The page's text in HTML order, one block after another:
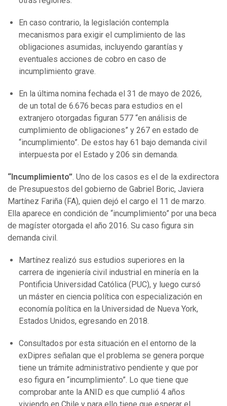
En caso contrario, la legislación contempla
mecanismos para exigir el cumplimiento de las
obligaciones asumidas, incluyendo garantías y
eventuales acciones de cobro en caso de
incumplimiento grave.
En la última nomina fechada el 31 de mayo de 2026,
de un total de 6.676 becas para estudios en el
extranjero otorgadas figuran 577 “en análisis de
cumplimiento de obligaciones” y 267 en estado de
“incumplimiento”. De estos hay 61 bajo demanda civil
interpuesta por el Estado y 206 sin demanda.
“Incumplimiento”. Uno de los casos es el de la exdirectora
de Presupuestos del gobierno de Gabriel Boric, Javiera
Martínez Fariña (FA), quien dejó el cargo el 11 de marzo.
Ella aparece en condición de “incumplimiento” por una beca
de magíster otorgada el año 2016. Su caso figura sin
demanda civil.
Martínez realizó sus estudios superiores en la
carrera de ingeniería civil industrial en minería en la
Pontificia Universidad Católica (PUC), y luego cursó
un máster en ciencia política con especialización en
economía política en la Universidad de Nueva York,
Estados Unidos, egresando en 2018.
Consultados por esta situación en el entorno de la
exDipres señalan que el problema se genera porque
tiene un trámite administrativo pendiente y que por
eso figura en “incumplimiento”. Lo que tiene que
comprobar ante la ANID es que cumplió 4 años